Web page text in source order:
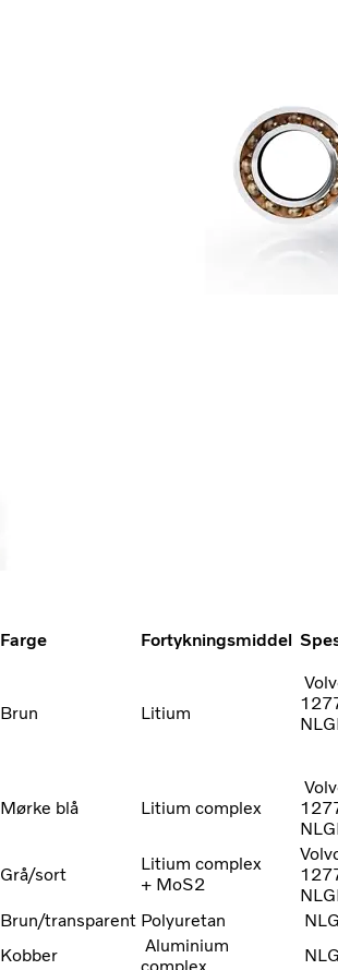
Farge Fortykningsmiddel
Brun Litium
Mørke blå Litium complex
Grå/sort
Litium complex
+ MoS2
Brun/transparent Polyuretan
Kobber
Aluminium
complex